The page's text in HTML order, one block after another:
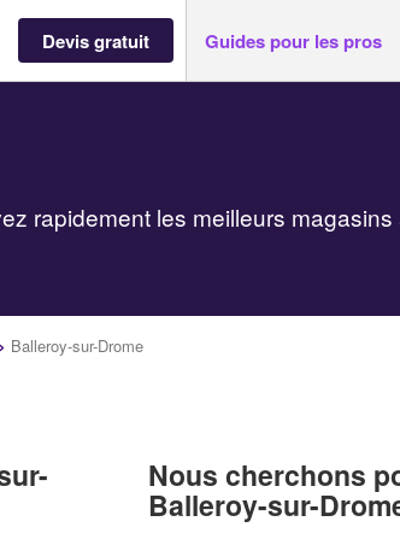
Devis gratuit Guides pour les pros
rapidement les meilleurs
Balleroy-sur-Drome
Nous cherchons
Balleroy-sur-